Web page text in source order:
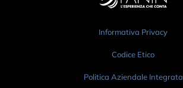
Informativa Privacy
Codice Etico
Politica Aziendale Integrata